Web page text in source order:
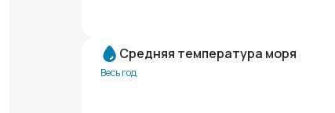
Средняя температура моря
Весь год